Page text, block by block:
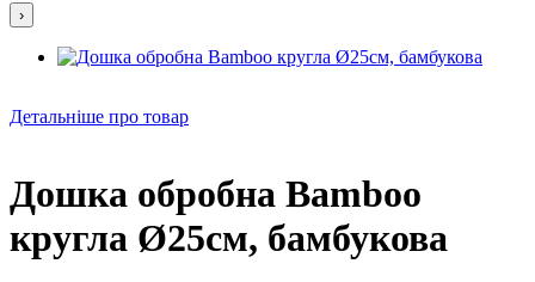
›
Детальніше про товар
Дошка обробна Bamboo
кругла Ø25см, бамбукова